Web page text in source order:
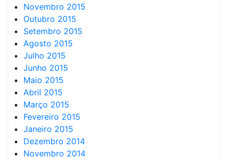
Novembro 2015
Outubro 2015
Setembro 2015
Agosto 2015
Julho 2015
Junho 2015
Maio 2015
Abril 2015
Março 2015
Fevereiro 2015
Janeiro 2015
Dezembro 2014
Novembro 2014